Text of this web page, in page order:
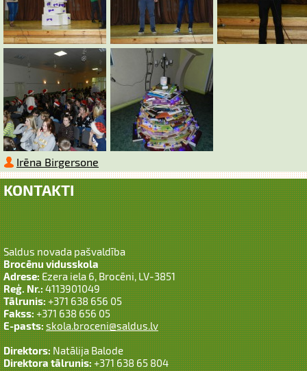
Irēna Birgersone
KONTAKTI
Saldus novada pašvaldība
Brocēnu vidusskola
Adrese:Ezera iela 6, Brocēni, LV-3851
Reģ. Nr.:4113901049
Tālrunis:+371 638 656 05
Fakss:+371 638 656 05
E-pasts:skola.broceni@saldus.lv
Direktors:Natālija Balode
Direktora tālrunis:+371 638 65 804